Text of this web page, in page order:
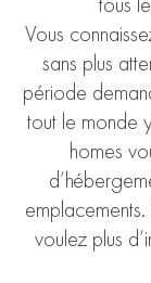
Vous
sans plus
période
tout le monde
homes
voulez plus